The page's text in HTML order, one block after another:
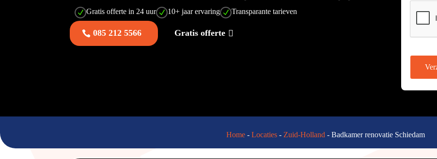
N Gratis offerte in 24 uur N 10+ jaar ervaring N Transparante tarieven
085 212 5566 Gratis offerte
Home - Locaties - Zuid-Holland - Badkamer renovatie Schiedam